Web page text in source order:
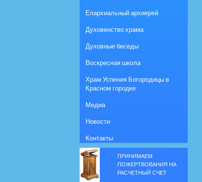
Епархиальный архиерей
Духовенство храма
Духовные беседы
Воскресная школа
Храм Успения Богородицы в
Красном городке
Медиа
Новости
Контакты
ПРИНИМАЕМ
ПОЖЕРТВОВАНИЯ НА
РАСЧЕТНЫЙ СЧЕТ